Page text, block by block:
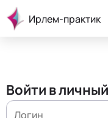
Ирлем-практик
Войти в